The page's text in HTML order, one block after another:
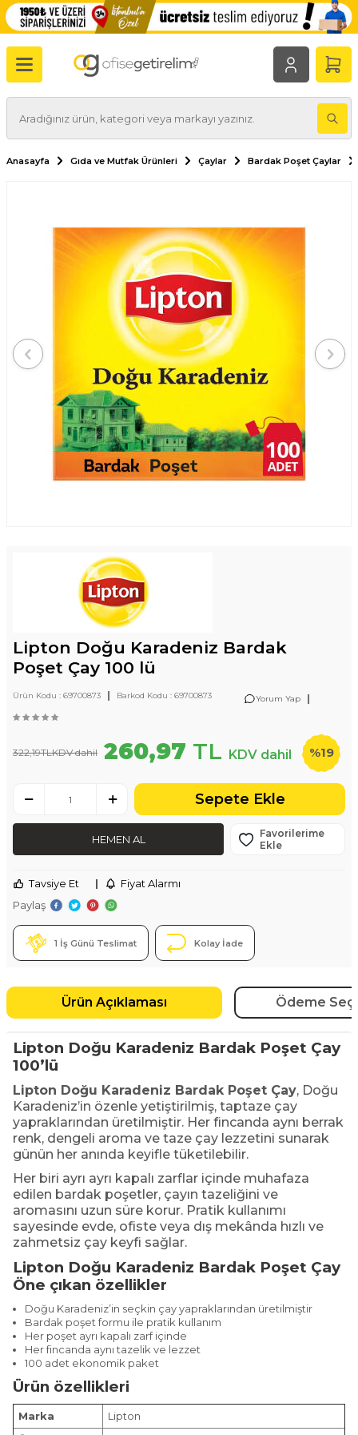
Anasayfa Gıda ve Mutfak Ürünleri Çaylar Bardak Poşet Çaylar
Lipton Doğu Karadeniz Bardak
Poşet Çay 100 lü
Ürün Kodu : 69700873 | Barkod Kodu : 69700873 Yorum Yap |
322,19TLKDV dahil 260,97 TL KDV dahil %19
Sepete Ekle
HEMEN AL
Favorilerime
Ekle
Tavsiye Et |
Fiyat Alarmı
Paylaş
1 İş Günü Teslimat Kolay İade
Ürün Açıklaması Ödeme
Lipton Doğu Karadeniz Bardak Poşet Çay
100’lü
Lipton Doğu Karadeniz Bardak Poşet Çay, Doğu
Karadeniz’in özenle yetiştirilmiş, taptaze çay
yapraklarından üretilmiştir. Her fincanda aynı berrak
renk, dengeli aroma ve taze çay lezzetini sunarak
günün her anında keyifle tüketilebilir.
Her biri ayrı ayrı kapalı zarflar içinde muhafaza
edilen bardak poşetler, çayın tazeliğini ve
aromasını uzun süre korur. Pratik kullanımı
sayesinde evde, ofiste veya dış mekânda hızlı ve
zahmetsiz çay keyfi sağlar.
Lipton Doğu Karadeniz Bardak Poşet Çay
Öne çıkan özellikler
Doğu Karadeniz’in seçkin çay yapraklarından üretilmiştir
Bardak poşet formu ile pratik kullanım
Her poşet ayrı kapalı zarf içinde
Her fincanda aynı tazelik ve lezzet
100 adet ekonomik paket
Ürün özellikleri
Marka
Lipton